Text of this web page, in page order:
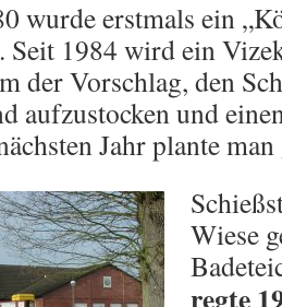
wurde erstmals ein
Seit 1984 wird ein
der Vorschlag, den
aufzustocken und
Jahr plante
Wiese
regte